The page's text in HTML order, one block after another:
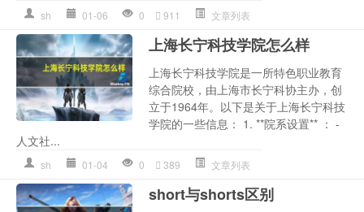
sh 01-06 0 911 文章列表
上海长宁科技学院怎么样
上海长宁科技学院是一所特色职业教育
综合院校，由上海市长宁科协主办，创
立于1964年。以下是关于上海长宁科技
学院的一些信息： 1. **院系设置** ： -
人文社...
sh 01-04 0 389 文章列表
short与shorts区别